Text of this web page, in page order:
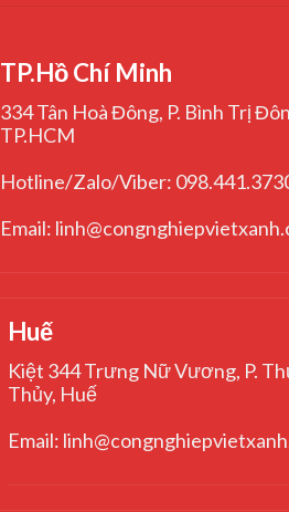
TP.Hồ Chí Minh
334 Tân Hoà Đông, P. Bình Trị
TP.HCM
Hotline/Zalo/Viber:
Email:
Huế
Kiệt 344 Trưng Nữ Vương, P.
Thủy, Huế
Email: